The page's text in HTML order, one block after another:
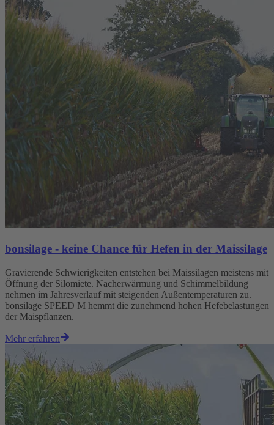
bonsilage - keine Chance für Hefen in der Maissilage
Gravierende Schwierigkeiten entstehen bei Maissilagen meistens mit
Öffnung der Silomiete. Nacherwärmung und Schimmelbildung
nehmen im Jahresverlauf mit steigenden Außentemperaturen zu.
bonsilage SPEED M hemmt die zunehmend hohen Hefebelastungen
der Maispflanzen.
Mehr erfahren